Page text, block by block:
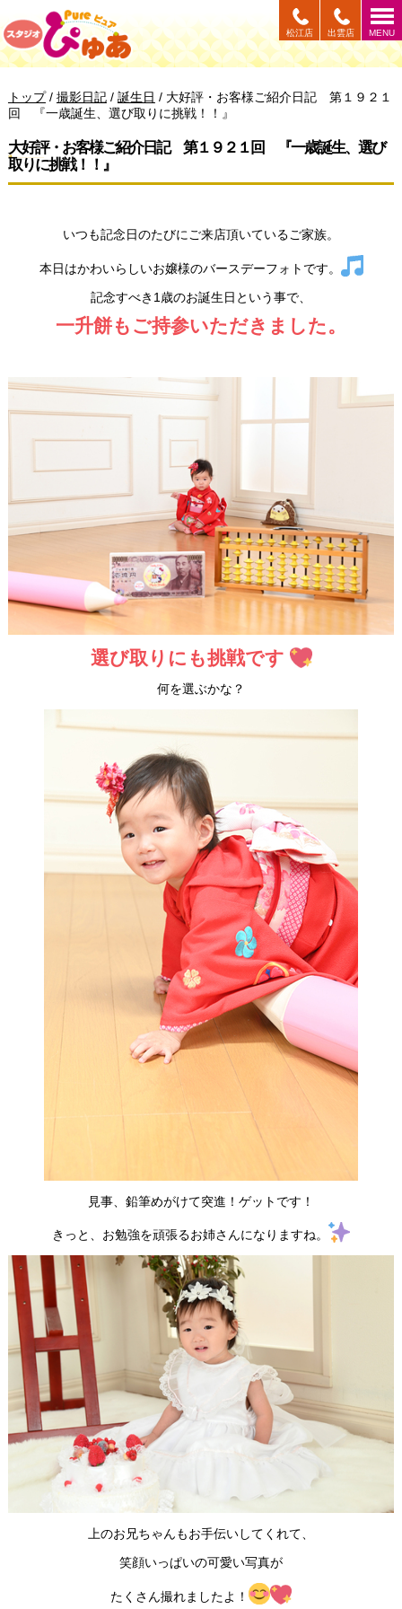
このページの本文へ
MENU
出雲店
松江店
現
在
位
置：
トップ/ 撮影日記/ 誕生日 / 大好評・お客様ご紹介日記 第１９２１
回 『一歳誕生、選び取りに挑戦！！』
大好評・お客様ご紹介日記 第１９２１回 『一歳誕生、選び
取りに挑戦！！』
いつも記念日のたびにご来店頂いているご家族。
本日はかわいらしいお嬢様のバースデーフォトです。
記念すべき1歳のお誕生日という事で、
一升餅もご持参いただきました。
選び取りにも挑戦です
何を選ぶかな？
見事、鉛筆めがけて突進！ゲットです！
きっと、お勉強を頑張るお姉さんになりますね。
上のお兄ちゃんもお手伝いしてくれて、
笑顔いっぱいの可愛い写真が
たくさん撮れましたよ！